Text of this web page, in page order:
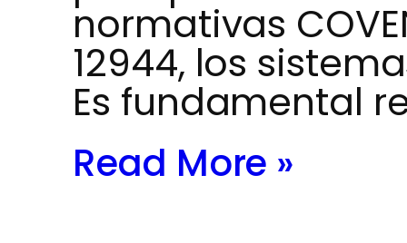
normativas
12944, los
Es fundamental
Read More »